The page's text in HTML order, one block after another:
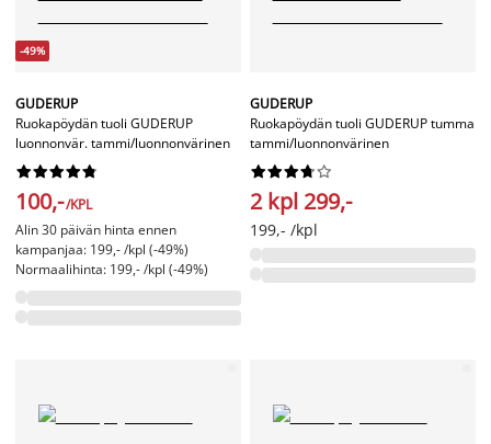
-49%
GUDERUP
Ruokapöydän tuoli GUDERUP
luonnonvär. tammi/luonnonvärinen






100,-/KPL
Alin 30 päivän hinta ennen
kampanjaa: 199,- /kpl (-49%)
Normaalihinta: 199,- /kpl (-49%)
GUDERUP
Ruokapöydän tuoli GUDERUP tumma
tammi/luonnonvärinen






2 kpl 299,-
199,- /kpl